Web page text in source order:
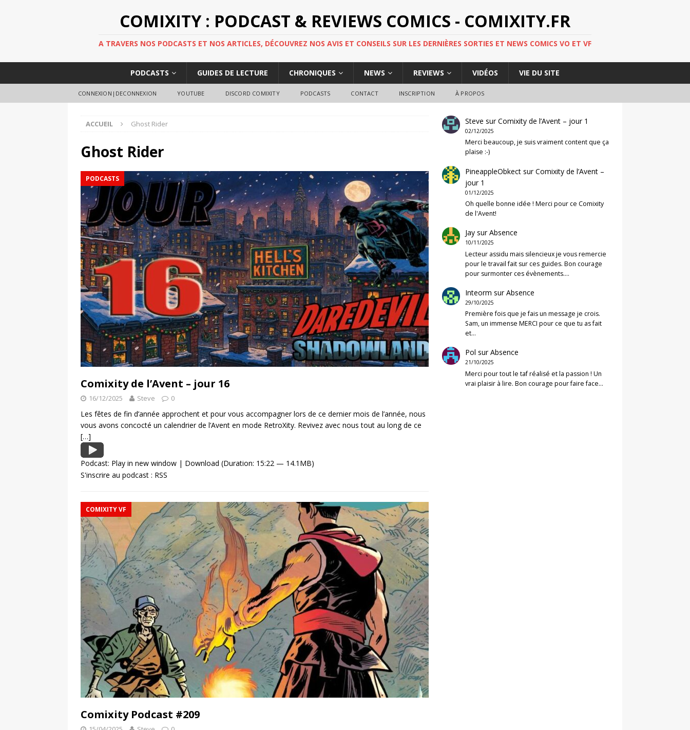
COMIXITY : PODCAST & REVIEWS COMICS - COMIXITY.FR
A TRAVERS NOS PODCASTS ET NOS ARTICLES, DÉCOUVREZ NOS AVIS ET CONSEILS SUR LES DERNIÈRES SORTIES ET NEWS COMICS VO ET VF
PODCASTS GUIDES DE LECTURE CHRONIQUES NEWS REVIEWS VIDÉOS VIE DU SITE
CONNEXION|DECONNEXION YOUTUBE DISCORD COMIXITY PODCASTS CONTACT INSCRIPTION À PROPOS
ACCUEIL Ghost Rider
Ghost Rider
PODCASTS
Comixity de l’Avent – jour 16
16/12/2025 Steve 0
Les fêtes de fin d’année approchent et pour vous accompagner lors de ce dernier mois de l’année, nous
vous avons concocté un calendrier de l’Avent en mode RetroXity. Revivez avec nous tout au long de ce
[…]
Podcast: Play in new window | Download (Duration: 15:22 — 14.1MB)
S'inscrire au podcast : RSS
COMIXITY VF
Comixity Podcast #209
Steve surComixity de l’Avent – jour 1
02/12/2025
Merci beaucoup, je suis vraiment content que ça
plaise :-)
PineappleObkect surComixity de l’Avent –
jour 1
01/12/2025
Oh quelle bonne idée ! Merci pour ce Comixity
de l'Avent!
Jay surAbsence
10/11/2025
Lecteur assidu mais silencieux je vous remercie
pour le travail fait sur ces guides. Bon courage
pour surmonter ces évènements.…
Inteorm surAbsence
29/10/2025
Première fois que je fais un message je crois.
Sam, un immense MERCI pour ce que tu as fait
et…
Pol surAbsence
21/10/2025
Merci pour tout le taf réalisé et la passion ! Un
vrai plaisir à lire. Bon courage pour faire face…